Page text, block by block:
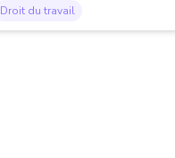
Droit du travail